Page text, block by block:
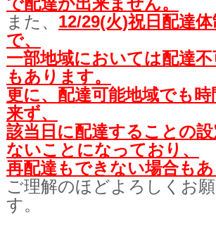
また、 12/29(火)祝日配達
で、
一部地域においては配達
もあります。
更に、配達可能地域でも時
来ず、
該当日に配達することの
ないことになっており、
再配達もできない場合もあ
ご理解のほどよろしくお
す。